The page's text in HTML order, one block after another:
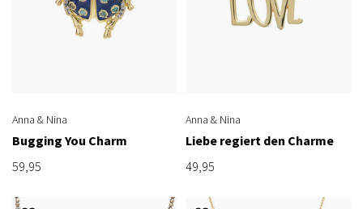
Anna & Nina
Bugging You Charm
59,95
Anna & Nina
Liebe regiert den Charme
49,95